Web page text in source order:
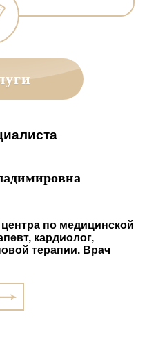
по медицинской
кардиолог,
терапии. Врач